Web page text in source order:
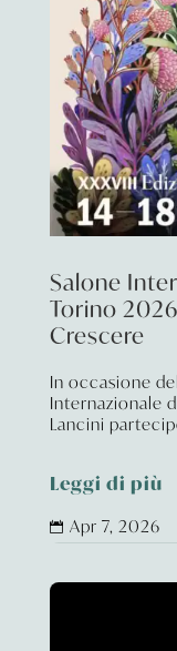
Salone
Torino
Crescere
In occasione
Internazionale
Lancini
Leggi di più
 Apr 7, 2026